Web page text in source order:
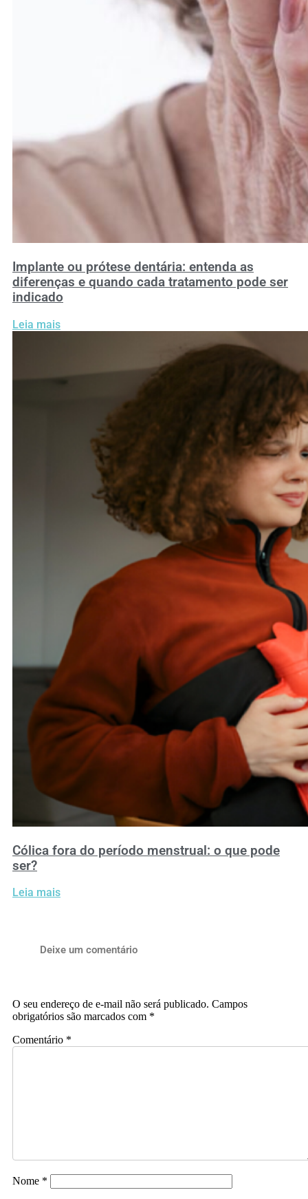
Implante ou prótese dentária: entenda as
diferenças e quando cada tratamento pode ser
indicado
Leia mais
Cólica fora do período menstrual: o que pode
ser?
Leia mais
Deixe um comentário
O seu endereço de e-mail não será publicado. Campos
obrigatórios são marcados com *
Comentário *
Nome *